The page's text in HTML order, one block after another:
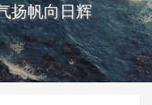
扬帆向日辉